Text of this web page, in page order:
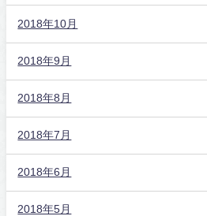
2018年10月
2018年9月
2018年8月
2018年7月
2018年6月
2018年5月